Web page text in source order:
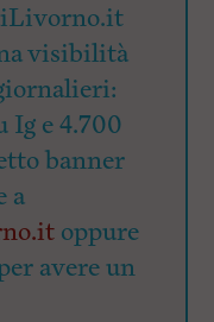
visibilità
Ig e 4.700
banner
a
oppure
avere un